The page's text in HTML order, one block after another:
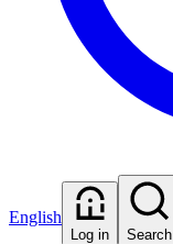
English
Log in Search